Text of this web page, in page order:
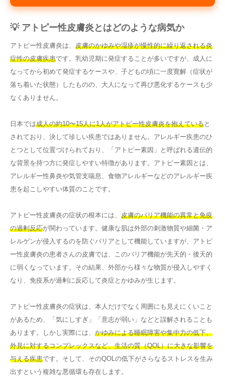
💡 アトピー性皮膚炎とはどのような病気か
アトピー性皮膚炎は、 皮膚のかゆみや湿疹が慢性的に繰り返される炎
症性の皮膚疾患です。乳幼児期に発症することが多いですが、成人に
なってから初めて発症するケースや、子どもの頃に一度寛解（症状が
落ち着いた状態）したものの、大人になって再び悪化するケースも少
なくありません。
日本では成人の約10〜15人に1人がアトピー性皮膚炎を抱えていると
されており、決して珍しい疾患ではありません。アレルギー疾患のひ
とつとして位置づけられており、「アトピー素因」と呼ばれる遺伝的
な背景を持つ方に発症しやすい特徴があります。アトピー素因とは、
アレルギー性鼻炎や気管支喘息、食物アレルギーなどのアレルギー疾
患を起こしやすい体質のことです。
アトピー性皮膚炎の症状の根本には、 皮膚のバリア機能の異常と免疫
の過剰反応が関わっています。健康な肌は外部の刺激物質や細菌・ア
レルゲンが侵入するのを防ぐバリアとして機能していますが、アトピ
ー性皮膚炎の患者さんの皮膚では、このバリア機能が先天的・後天的
に弱くなっています。その結果、外部から様々な物質が侵入しやすく
なり、免疫系が過剰に反応して炎症とかゆみが生じます。
アトピー性皮膚炎の症状は、本人だけでなく周囲にも見えにくいこと
があるため、「気にしすぎ」「意志が弱い」などと誤解されることも
あります。しかし実際には、 かゆみによる睡眠障害や集中力の低下、
外見に対するコンプレックスなど、生活の質（QOL）に大きな影響を
与える疾患です。そして、そのQOLの低下がさらなるストレスを生み
出すという複雑な悪循環も存在します。